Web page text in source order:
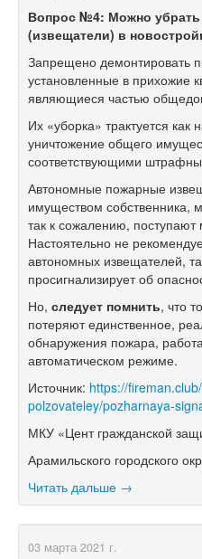
Вопрос №4: Можно
(извещатели) в
Запрещено демонтировать
установленные в прихожие
являющиеся частью
Их «уборка» трактуется
уничтожение общего
соответствующими
Автономные пожарные
имуществом собственника,
так к сожалению,
Настоятельно не
автономных извещателей,
просигнализирует об
Но, следует помнить, что
потеряют единственное,
обнаружения пожара,
автоматическом режиме.
Источник: https://
polzovateley/pozharnaya-
МКУ «Цент гражданской
Арамильского городского
Читать дальше →
03 марта 2021 г.